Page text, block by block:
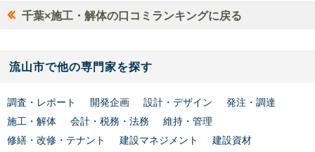
千葉×施工・解体の口コミランキングに戻る
流山市で他の専門家を探す
調査・レポート 開発企画 設計・デザイン
発注・調達
施工・解体
会計・税務・法務
維持・管理
修繕・改修・テナント
建設マネジメント
建設資材